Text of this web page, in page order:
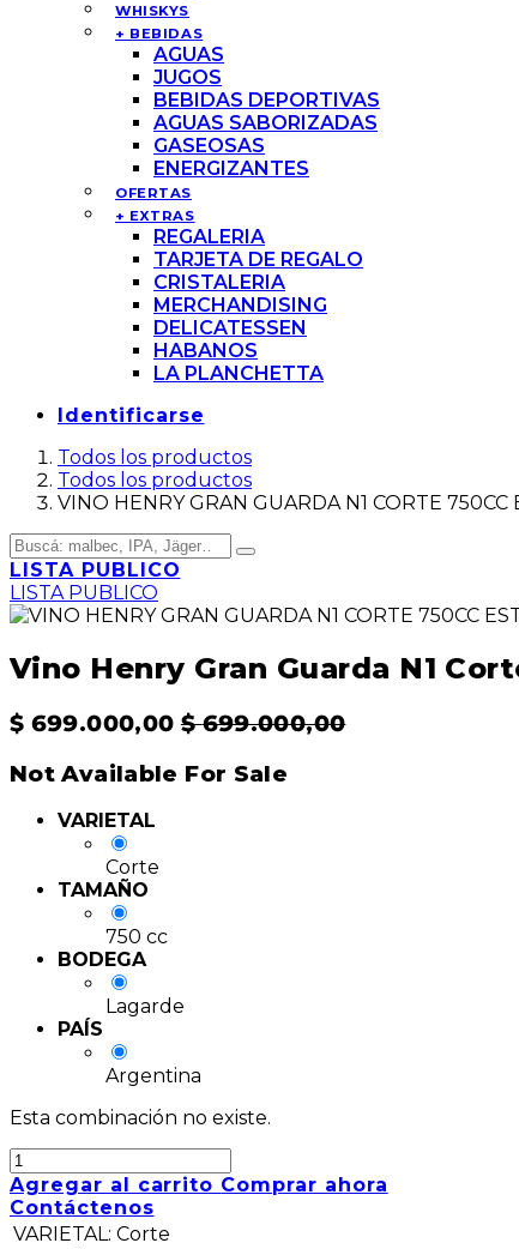
WHISKYS
+ BEBIDAS
AGUAS
JUGOS
BEBIDAS DEPORTIVAS
AGUAS SABORIZADAS
GASEOSAS
ENERGIZANTES
OFERTAS
+ EXTRAS
REGALERIA
TARJETA DE REGALO
CRISTALERIA
MERCHANDISING
DELICATESSEN
HABANOS
LA PLANCHETTA
Identificarse
Todos los productos
Todos los productos
VINO HENRY GRAN GUARDA N1 CORTE 750CC
LISTA PUBLICO
LISTA PUBLICO
Vino Henry Gran Guarda N1
$ 699.000,00 $699.000,00
Not Available For Sale
VARIETAL
Corte
TAMAÑO
750 cc
BODEGA
Lagarde
PAÍS
Argentina
Esta combinación no existe.
Agregar al carrito Comprar ahora
Contáctenos
VARIETAL: Corte